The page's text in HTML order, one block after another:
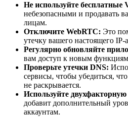
Не используйте бесплатные
небезопасными и продавать
лицам.
Отключите WebRTC: Это
утечку вашего настоящего IP-
Регулярно обновляйте
вам доступ к новым функциям
Проверьте утечки DNS:
сервисы, чтобы убедиться,
не раскрывается.
Используйте
добавит дополнительный
аккаунтам.